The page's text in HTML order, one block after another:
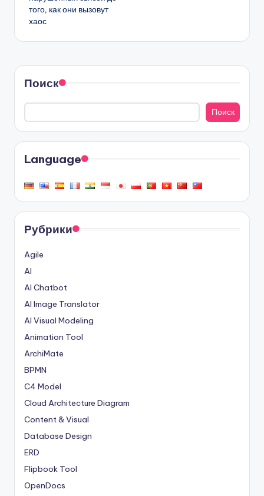
того, как они вызовут
хаос
Поиск
Поиск
Language
Рубрики
Agile
AI
AI Chatbot
AI Image Translator
AI Visual Modeling
Animation Tool
ArchiMate
BPMN
C4 Model
Cloud Architecture Diagram
Content & Visual
Database Design
ERD
Flipbook Tool
OpenDocs